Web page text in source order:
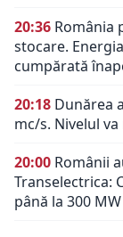
20:36 România
stocare.
cumpărată
20:18 Dunărea
mc/s. Nivelul
20:00 Românii
Transelectrica:
până la 300 MW